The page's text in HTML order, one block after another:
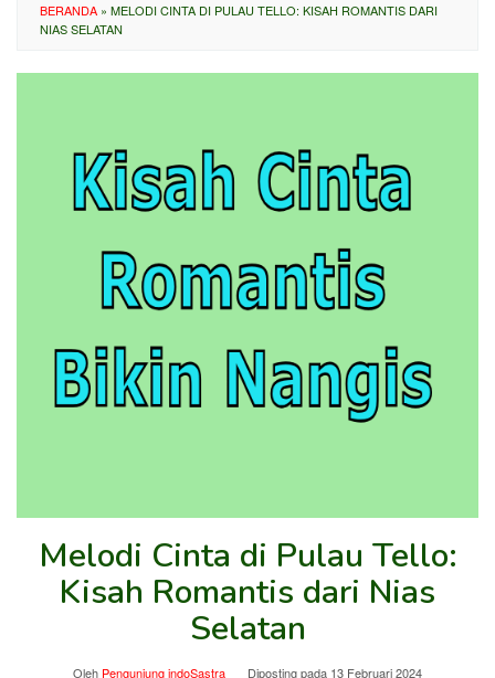
BERANDA » MELODI CINTA DI PULAU TELLO: KISAH ROMANTIS DARI
NIAS SELATAN
Melodi Cinta di Pulau Tello:
Kisah Romantis dari Nias
Selatan
Oleh Pengunjung indoSastra Diposting pada 13 Februari 2024